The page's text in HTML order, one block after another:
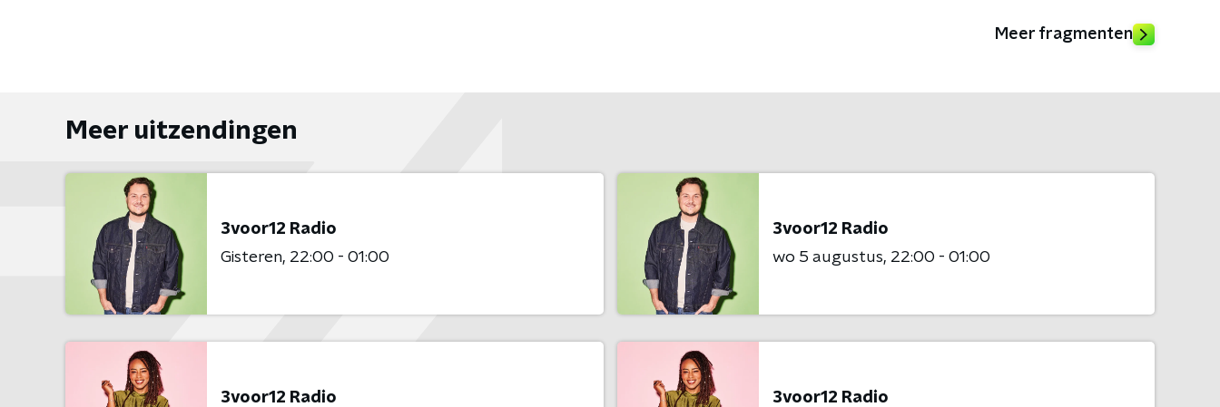
Meer fragmenten
Meer uitzendingen
3voor12 Radio
Gisteren 22:00 - 01:00
3voor12 Radio
wo 5 augustus 22:00 - 01:00
3voor12 Radio
3voor12 Radio